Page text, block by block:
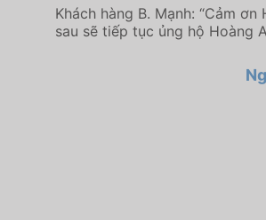
Khách hàng B. Mạnh: “Cảm
sau sẽ tiếp tục ủng hộ Hoàng